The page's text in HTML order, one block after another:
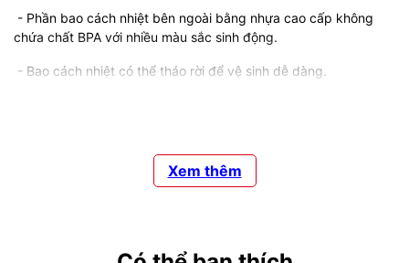
- Phần bao cách nhiệt bên ngoài bằng nhựa cao cấp không
chứa chất BPA với nhiều màu sắc sinh động.
- Bao cách nhiệt có thể tháo rời để vệ sinh dễ dàng.
- Có thể dùng để trang trí bàn tiệc, bàn ăn thêm sắc màu sống
Xem thêm